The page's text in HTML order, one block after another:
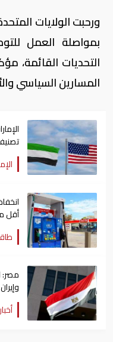
ورحبت الولايات
بمواصلة العمل
التحديات القائمة،
المسارين السياسي
أقل
مصر:
أخبار